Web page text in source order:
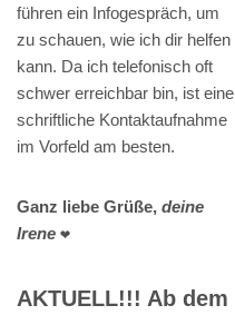
führen ein Infogespräch, um
zu schauen, wie ich dir helfen
kann. Da ich telefonisch oft
schwer erreichbar bin, ist eine
schriftliche Kontaktaufnahme
im Vorfeld am besten.
Ganz liebe Grüße, deine
Irene ❤️
AKTUELL!!! Ab dem